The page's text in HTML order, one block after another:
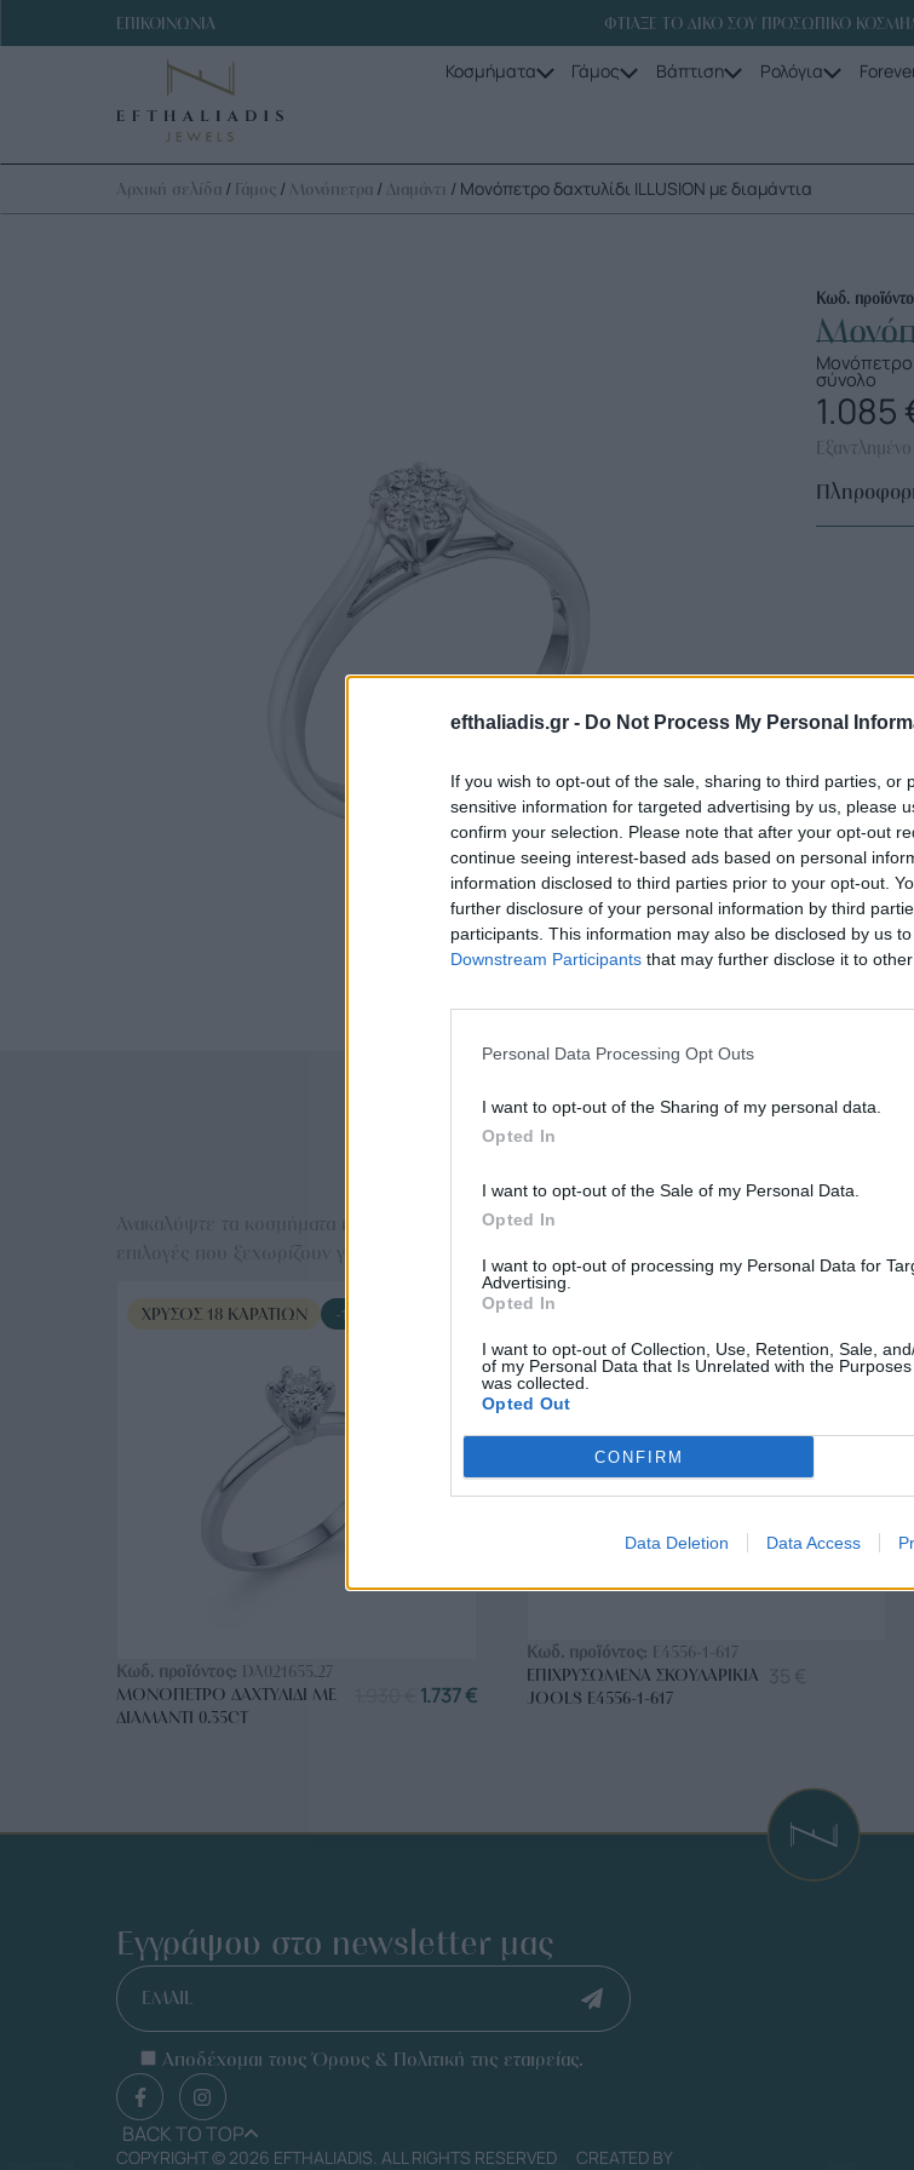
efthaliadis.gr - Do Not Process My Personal
If you wish to opt-out of the sale, sharing to third parties, or
sensitive information for targeted advertising by us, please
confirm your selection. Please note that after your opt-out
continue seeing interest-based ads based on personal
information disclosed to third parties prior to your opt-out.
further disclosure of your personal information by third
participants. This information may also be disclosed by us
Downstream Participants that may further disclose it to
Personal Data Processing Opt Outs
I want to opt-out of the Sharing of my personal data.
Opted In
I want to opt-out of the Sale of my Personal Data.
Opted In
I want to opt-out of processing my Personal Data for
Advertising.
Opted In
I want to opt-out of Collection, Use, Retention, Sale,
of my Personal Data that Is Unrelated with the
was collected.
Opted Out
CONFIRM
Data Deletion Data Access
ΕΠΙΚΟΙΝΩΝΙΑ ΦΤΙΑΞΕ ΤΟ ΔΙΚΟ ΣΟΥ ΠΡΟΣΩΠΙΚΟ
Κοσμήματα Γάμος Βάπτιση Ρολόγια
Αρχική σελίδα / Γάμος / Μονόπετρα / Διαμάντι / Μονόπετρο δαχτυλίδι ILLUSION με διαμάντια
Κωδ.
Μονόπετρο
σύνολο
1.085
Εξαντλημένο
Επιλογές Που
Ανακαλύψτε τα κοσμήματα που αγαπήθηκαν περισσότερο! Εδώ θα βρείτε τις κορυφαίες
ΧΡΥΣΌΣ 18 ΚΑΡΑΤΊΩΝ -10%
Κωδ. προϊόντος: DA021655.27
ΜΟΝΌΠΕΤΡΟ ΔΑΧΤΥΛΊΔΙ ΜΕ
ΔΙΑΜΆΝΤΙ 0.35CT
1.737€
BRASS
Κωδ. προϊόντος: E4556-1-617
ΕΠΙΧΡΥΣΩΜΈΝΑ ΣΚΟΥΛΑΡΊΚΙΑ
JOOLS E4556-1-617
Εγγράψου στο newsletter μας
EMAIL
Αποδέχομαι τους Όρους & Πολιτική της εταιρείας.
BACK TO TOP
COPYRIGHT © 2026 EFTHALIADIS. ALL RIGHTS RESERVED CREATED BY